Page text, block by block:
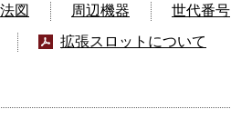
図 周辺機器
世代番号
拡張スロットについて